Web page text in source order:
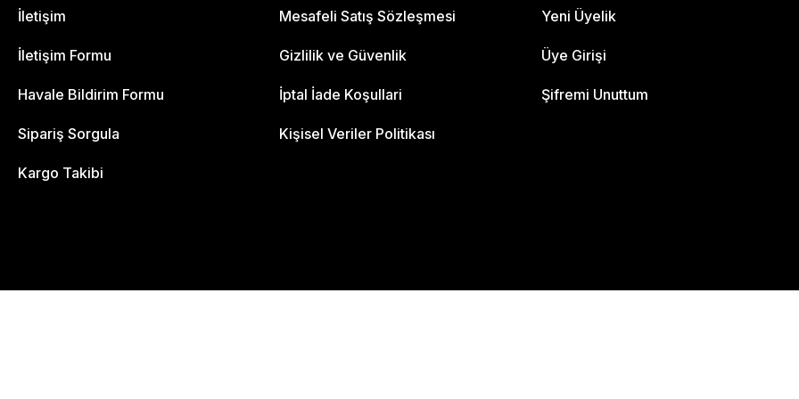
İletişim
İletişim Formu
Havale Bildirim Formu
Sipariş Sorgula
Kargo Takibi
Mesafeli Satış Sözleşmesi
Gizlilik ve Güvenlik
İptal İade Koşullari
Kişisel Veriler Politikası
Yeni Üyelik
Üye Girişi
Şifremi Unuttum